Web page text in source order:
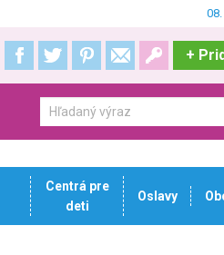
+
Centrá pre
deti
Oslavy